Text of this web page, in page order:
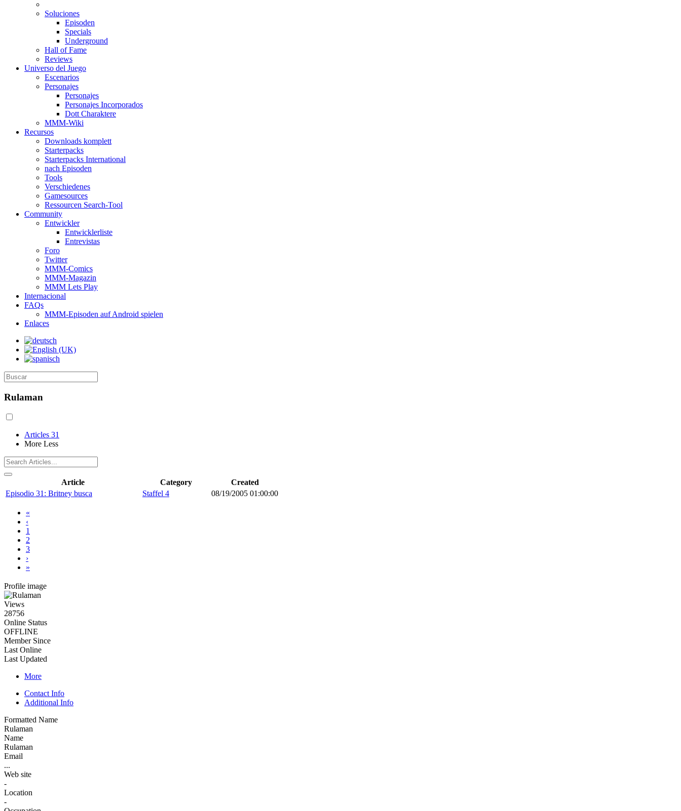
Soluciones
Episoden
Specials
Underground
Hall of Fame
Reviews
Universo del Juego
Escenarios
Personajes
Personajes
Personajes Incorporados
Dott Charaktere
MMM-Wiki
Recursos
Downloads komplett
Starterpacks
Starterpacks International
nach Episoden
Tools
Verschiedenes
Gamesources
Ressourcen Search-Tool
Community
Entwickler
Entwicklerliste
Entrevistas
Foro
Twitter
MMM-Comics
MMM-Magazin
MMM Lets Play
Internacional
FAQs
MMM-Episoden auf Android spielen
Enlaces
Rulaman
Articles 31
More Less
Article Category
Created
Episodio 31: Britney busca
Staffel 4 08/19/2005 01:00:00
«
‹
1
2
3
›
»
Profile image
Views
28756
Online Status
OFFLINE
Member Since
Last Online
Last Updated
More
Contact Info
Additional Info
Formatted Name
Rulaman
Name
Rulaman
Email
...
Web site
-
Location
-